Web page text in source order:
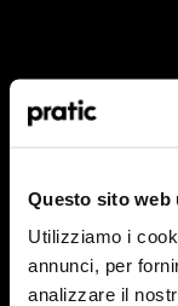
Questo sito web
Utilizziamo i
annunci, per
analizzare il
Quel est le
HoReCa